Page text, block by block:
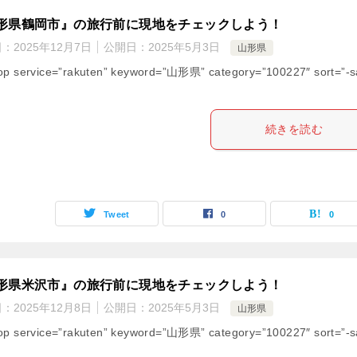
県鶴岡市』の旅行前に現地をチェックしよう！
2025年12月7日 公開日： 2025年5月3日 山形県
service=”rakuten” keyword=”山形県” category=”100227″ sort=”-
続きを読む
Tweet 0 0
県米沢市』の旅行前に現地をチェックしよう！
2025年12月8日 公開日： 2025年5月3日 山形県
service=”rakuten” keyword=”山形県” category=”100227″ sort=”-